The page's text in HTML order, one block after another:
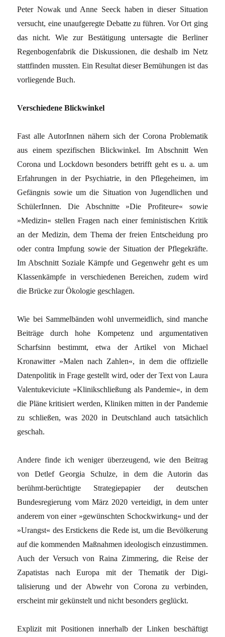
Peter Nowak und Anne Seeck haben in dieser Situation
versucht, eine unaufgeregte Debatte zu führen. Vor Ort ging
das nicht. Wie zur Bestätigung untersagte die Berliner
Regenbogenfabrik die Diskussionen, die deshalb im Netz
statt­finden mussten. Ein Resultat dieser Bemü­hungen ist das
vorliegende Buch.
Verschiedene Blickwinkel
Fast alle AutorInnen nähern sich der Corona Problematik
aus einem spezifischen Blickwin­kel. Im Abschnitt Wen
Corona und Lockdown besonders betrifft geht es u. a. um
Erfahrungen in der Psychiatrie, in den Pflegeheimen, im
Gefängnis sowie um die Situation von Jugend­lichen und
SchülerInnen. Die Abschnitte »Die Profiteure« sowie
»Medizin« stellen Fragen nach einer feministischen Kritik
an der Medi­zin, dem Thema der freien Entscheidung pro
oder contra Impfung sowie der Situation der Pflegekräfte.
Im Abschnitt Soziale Kämpfe und Gegenwehr geht es um
Klassenkämpfe in ver­schiedenen Bereichen, zudem wird
die Brücke zur Ökologie geschlagen.
Wie bei Sammelbänden wohl unvermeidlich, sind manche
Beiträge durch hohe Kompetenz und argumentativen
Scharfsinn bestimmt, etwa der Artikel von Michael
Kronawitter »Malen nach Zahlen«, in dem die offizielle
Datenpolitik in Frage gestellt wird, oder der Text von Laura
Valentukeviciute »Klinik­schließung als Pandemie«, in dem
die Pläne kritisiert werden, Kliniken mitten in der Pan­demie
zu schließen, was 2020 in Deutschland auch tatsächlich
geschah.
Andere finde ich weniger überzeugend, wie den Beitrag
von Detlef Georgia Schulze, in dem die Autorin das
berühmt-berüchtigte Strate­giepapier der deutschen
Bundesregierung vom März 2020 verteidigt, in dem unter
anderem von einer »gewünschten Schockwirkung« und der
»Urangst« des Erstickens die Rede ist, um die Bevölkerung
auf die kommenden Maßnah­men ideologisch einzustimmen.
Auch der Ver­such von Raina Zimmering, die Reise der
Zapa­tistas nach Europa mit der Thematik der Digi­
talisierung und der Abwehr von Corona zu verbinden,
erscheint mir gekünstelt und nicht besonders geglückt.
Explizit mit Positionen innerhalb der Linken beschäftigt